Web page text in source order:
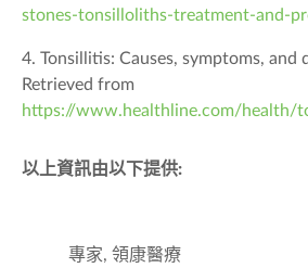
stones-tonsilloliths-treatment-and-
4. Tonsillitis: Causes, symptoms, and
Retrieved from
https://www.healthline.com/health/
以上資訊由以下提供:
專家, 領康醫療